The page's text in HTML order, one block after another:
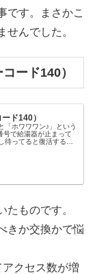
です。まさかこ
せんでした。
ード140）
ド140）
「ホワワワン♪」という
号で給湯器が止まって
待ってると復活するの
ものです。
きか交換かで悩
クセス数が増